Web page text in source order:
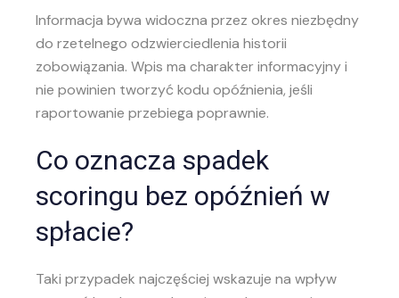
Informacja bywa widoczna przez okres niezbędny
do rzetelnego odzwierciedlenia historii
zobowiązania. Wpis ma charakter informacyjny i
nie powinien tworzyć kodu opóźnienia, jeśli
raportowanie przebiega poprawnie.
Co oznacza spadek
scoringu bez opóźnień w
spłacie?
Taki przypadek najczęściej wskazuje na wpływ